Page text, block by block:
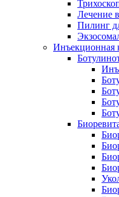
Лечение
Пилинг
Инъекционная